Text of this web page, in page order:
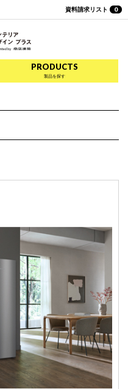
資料請求リスト 0
PRODUCTS
製品を探す